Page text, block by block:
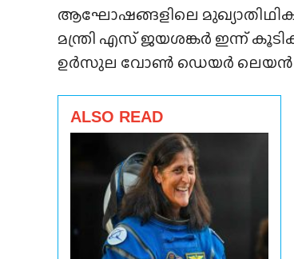
ആഘോഷങ്ങളിലെ
മന്ത്രി എസ് ജയശങ്കർ ഇന്ന്
ഉർസുല വോൺ ഡെയർ ലെയൻ
ALSO READ